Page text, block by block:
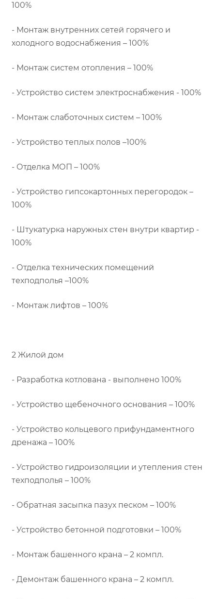
100%
- Монтаж внутренних сетей горячего и
холодного водоснабжения – 100%
- Монтаж систем отопления – 100%
- Устройство систем электроснабжения - 100%
- Монтаж слаботочных систем – 100%
- Устройство теплых полов –100%
- Отделка МОП – 100%
- Устройство гипсокартонных перегородок –
100%
- Штукатурка наружных стен внутри квартир -
100%
- Отделка технических помещений
техподполья –100%
- Монтаж лифтов – 100%
2 Жилой дом
- Разработка котлована - выполнено 100%
- Устройство щебеночного основания – 100%
- Устройство кольцевого прифундаментного
дренажа – 100%
- Устройство гидроизоляции и утепления стен
техподполья – 100%
- Обратная засыпка пазух песком – 100%
- Устройство бетонной подготовки – 100%
- Монтаж башенного крана – 2 компл.
- Демонтаж башенного крана – 2 компл.